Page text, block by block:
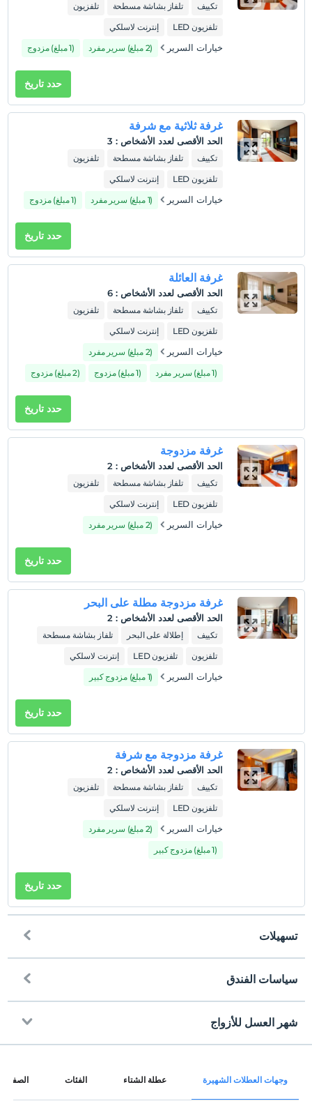
تسجيل المغادرة
طفل (أطفال)
الأطفال الرضع حتى سن 2 مجانيون.
1 الطفل (الأطفال) الذين تقل أعمارهم عن 6 مجانيون لكل غرفة
تكييف تلفاز بشاشة مسطحة
تلفزيون
تلفزيون LED
إنترنت لاسلكي
خيارات السرير (2 مبلغ) سرير مفرد (1 مبلغ) مزدوج
حدد تاريخ
غرفة ثلاثية مع شرفة
الحد الأقصى لعدد الأشخاص :
3
تكييف تلفاز بشاشة مسطحة
تلفزيون
تلفزيون LED
إنترنت لاسلكي
خيارات السرير (1 مبلغ) سرير مفرد (1 مبلغ) مزدوج
حدد تاريخ
غرفة العائلة
الحد الأقصى لعدد الأشخاص :
6
تكييف تلفاز بشاشة مسطحة
تلفزيون
تلفزيون LED
إنترنت لاسلكي
خيارات السرير
(2 مبلغ) سرير مفرد
(1 مبلغ) سرير مفرد
(1 مبلغ) مزدوج (2 مبلغ) مزدوج
حدد تاريخ
غرفة مزدوجة
الحد الأقصى لعدد الأشخاص :
2
تكييف تلفاز بشاشة مسطحة
تلفزيون
تلفزيون LED
إنترنت لاسلكي
خيارات السرير (2 مبلغ) سرير مفرد
حدد تاريخ
غرفة مزدوجة مطلة على البحر
الحد الأقصى لعدد الأشخاص :
2
تكييف إطلالة على البحر
تلفاز بشاشة مسطحة
تلفزيون
تلفزيون LED إنترنت لاسلكي
خيارات السرير (1 مبلغ) مزدوج كبير
حدد تاريخ
غرفة مزدوجة مع شرفة
الحد الأقصى لعدد الأشخاص :
2
تكييف تلفاز بشاشة مسطحة
تلفزيون
تلفزيون LED
إنترنت لاسلكي
خيارات السرير
(2 مبلغ) سرير مفرد
(1 مبلغ) مزدوج كبير
حدد تاريخ
تسهيلات
سياسات الفندق
تسجيل الوصول
بعد 14:00
تسجيل المغادرة
حيوانات أليفة
شهر العسل للأزواج
خدمة النبيذ في الغرفة
سلة فواكه في الغرفة
وجهات العطلات الشهيرة عطلة الشتاء الفئات